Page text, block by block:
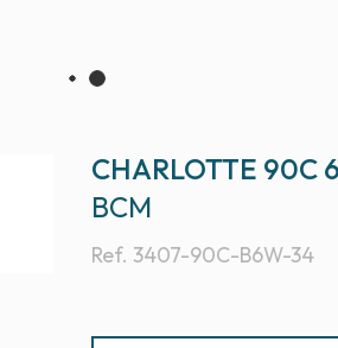
CHARLOTTE 90C
Ref. 3407-90C-B6W-34
BCM